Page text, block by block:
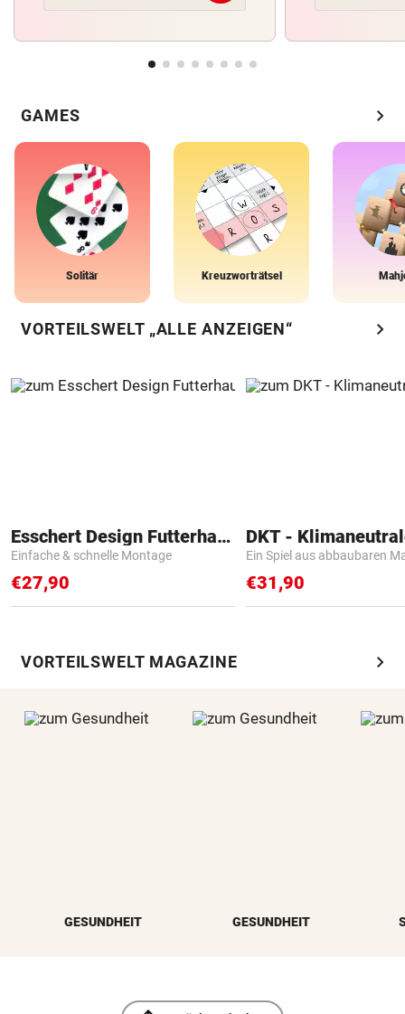
GAMES chevron_right
Solitär Kreuzworträtsel
VORTEILSWELT „ALLE ANZEIGEN“ chevron_right
Esschert Design Futterhaus
Einfache & schnelle Montage
€27,90
Ein Spiel aus abbaubaren
€31,90
VORTEILSWELT MAGAZINE chevron_right
GESUNDHEIT GESUNDHEIT